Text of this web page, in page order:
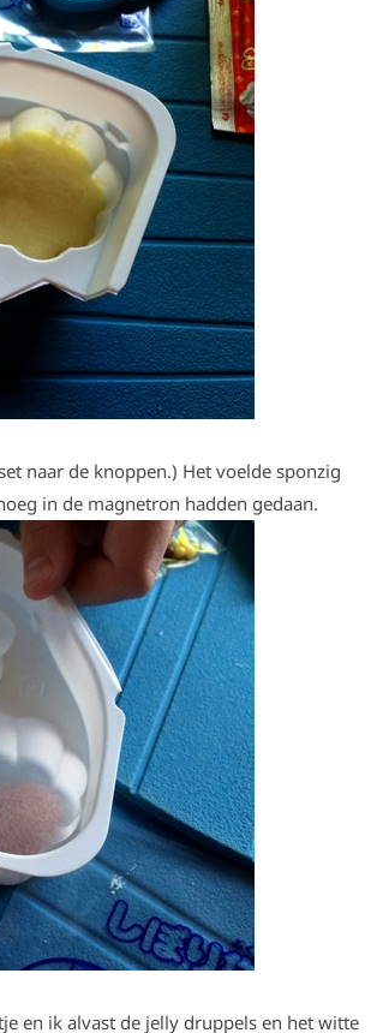
naar de knoppen.) Het voelde sponzig
in de magnetron hadden gedaan.
en ik alvast de jelly druppels en het witte